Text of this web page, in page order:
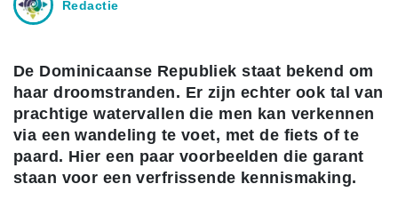
Redactie
De Dominicaanse Republiek staat bekend om
haar droomstranden. Er zijn echter ook tal van
prachtige watervallen die men kan verkennen
via een wandeling te voet, met de fiets of te
paard. Hier een paar voorbeelden die garant
staan voor een verfrissende kennismaking.